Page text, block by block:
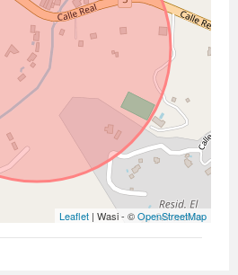
Leaflet | Wasi - ©OpenStreetMap